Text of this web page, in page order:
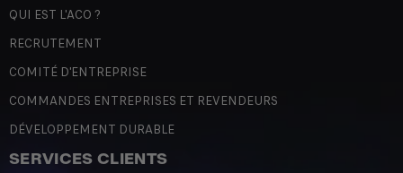
QUI EST L'ACO ?
RECRUTEMENT
COMITÉ D'ENTREPRISE
COMMANDES ENTREPRISES ET REVENDEURS
DÉVELOPPEMENT DURABLE
SERVICES CLIENTS